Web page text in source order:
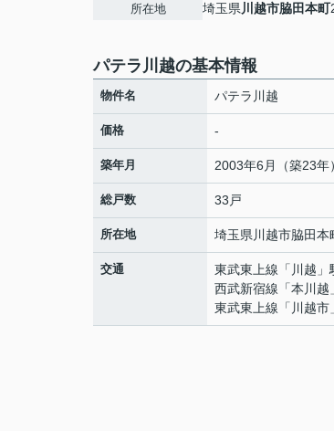
所在地 埼玉県川越市脇田本町
パテラ川越の基本情報
物件名 パテラ川越
価格 -
築年月 2003年6月（築23年）
総戸数 33戸
所在地 埼玉県 川越市脇田本
交通 東武東上線 「 川越
西武新宿線 「本川越
東武東上線 「 川越市